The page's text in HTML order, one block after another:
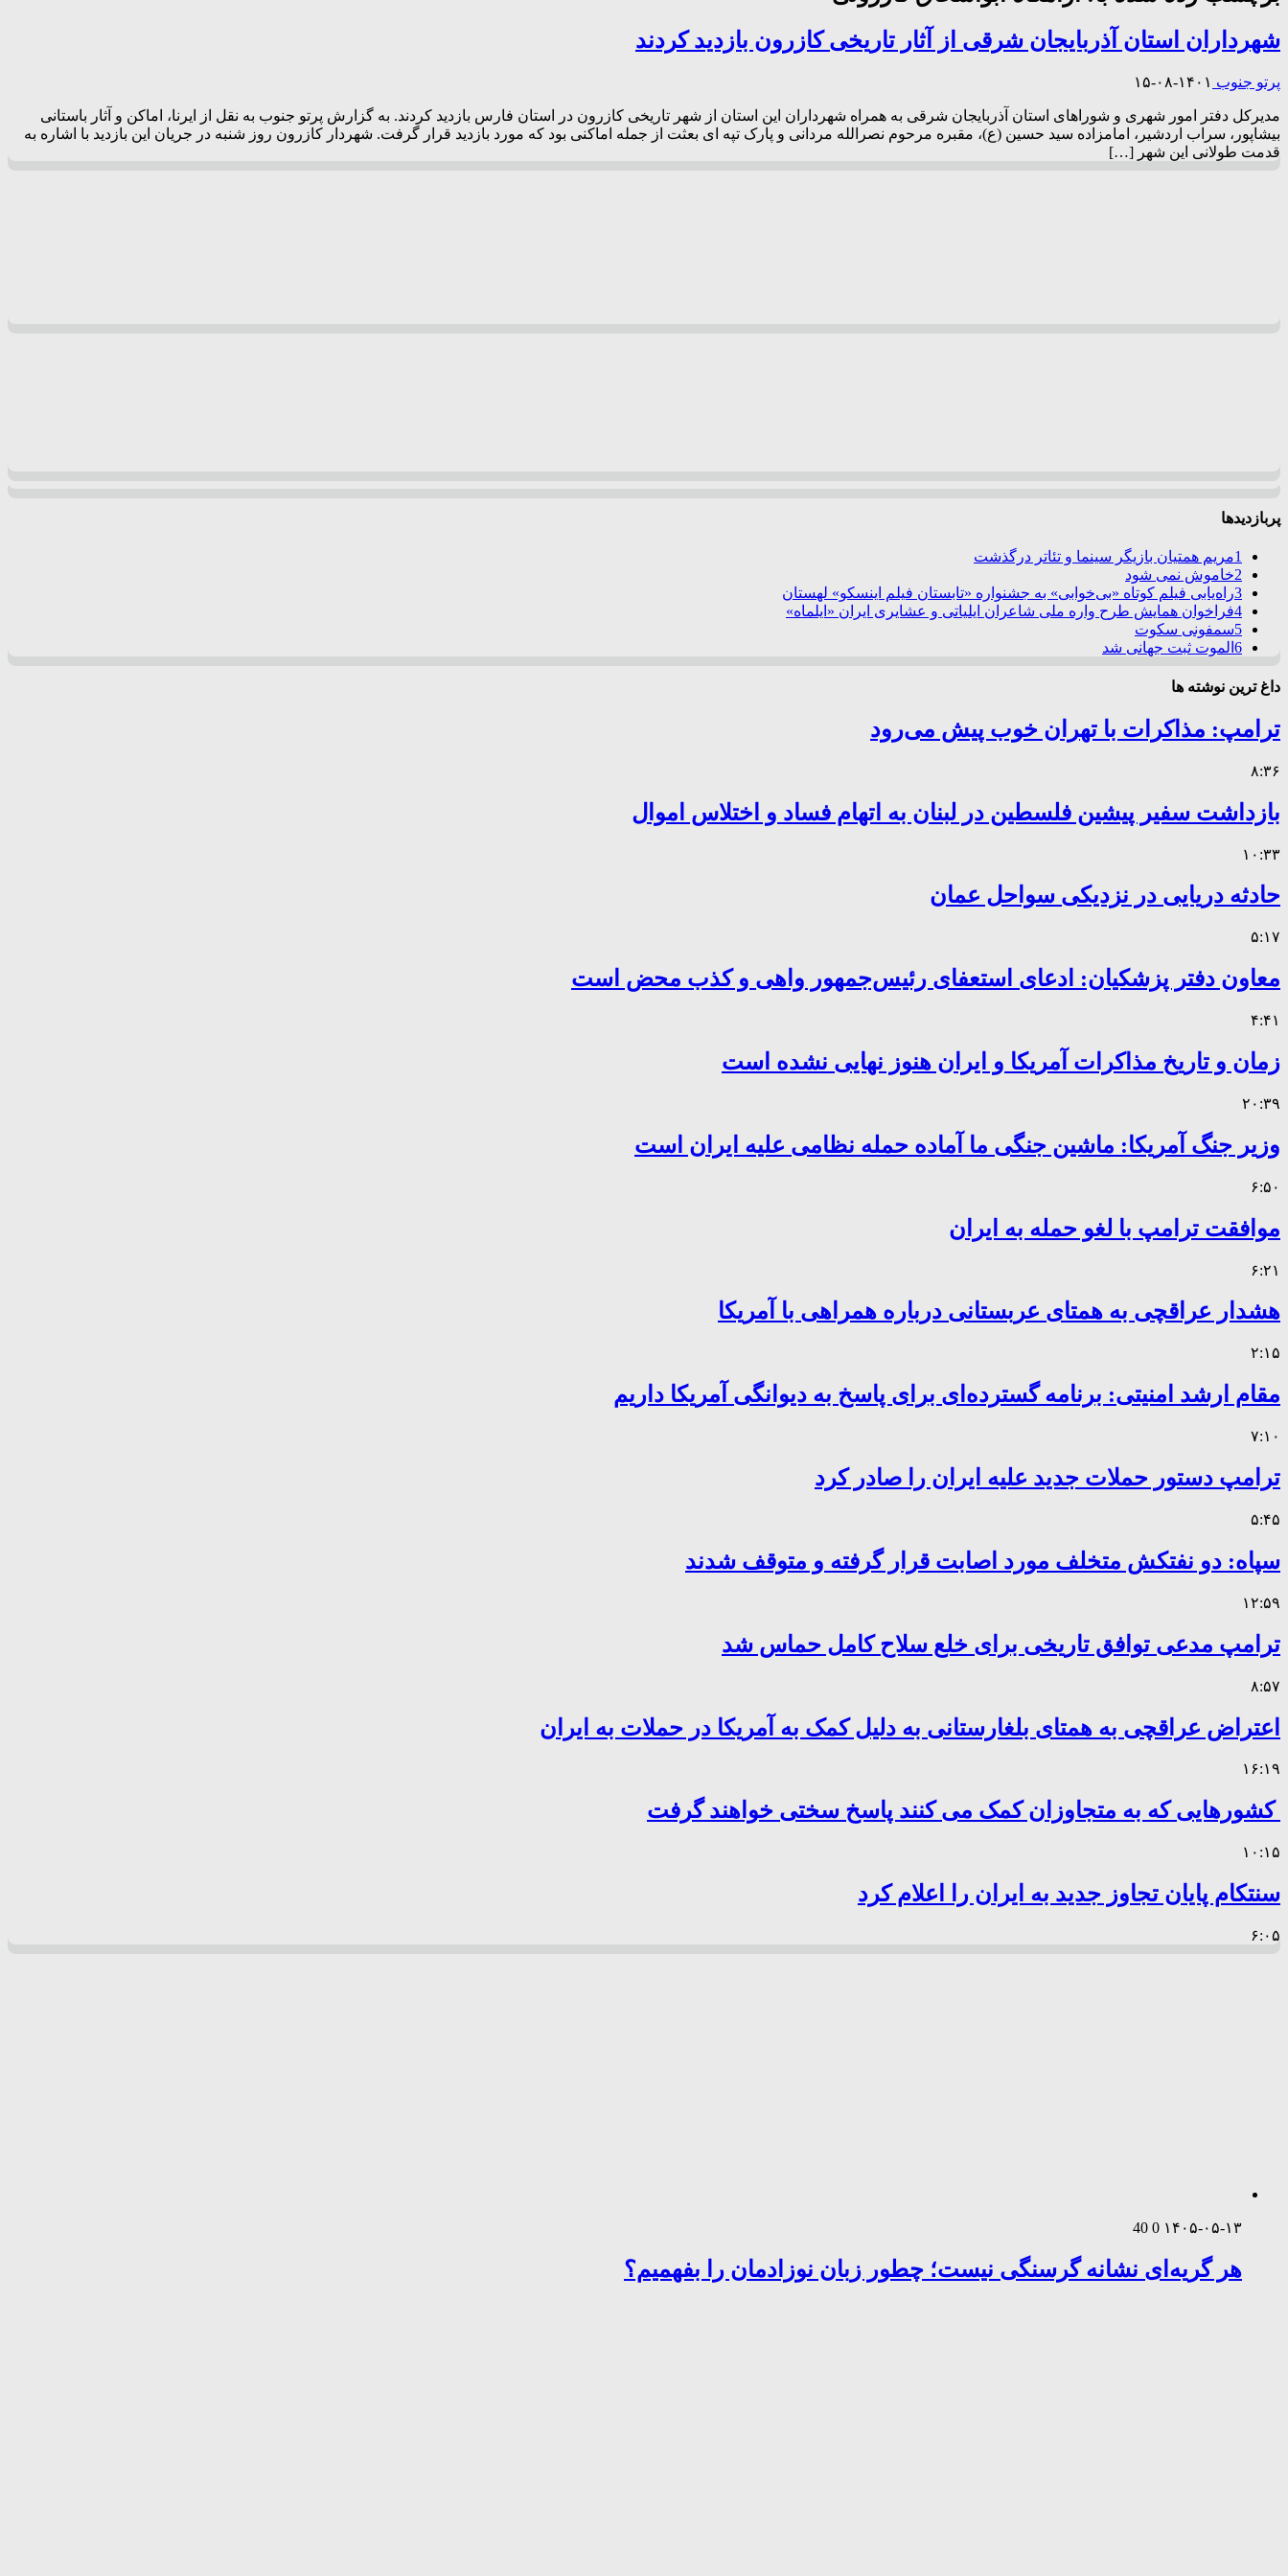
شهرداران استان آذربایجان شرقی از آثار تاریخی کازرون بازدید کردند
پرتو جنوب ۱۴۰۱-۰۸-۱۵
مدیرکل دفتر امور شهری و شوراهای استان آذربایجان شرقی به همراه شهرداران این استان از شهر تاریخی کازرون در استان فارس بازدید کردند. به گزارش پرتو جنوب به نقل از ایرنا، اماکن و آثار باستانی
بیشاپور، سراب اردشیر، امامزاده سید حسین (ع)، مقبره مرحوم نصرالله مردانی و پارک تپه ای بعثت از جمله اماکنی بود که مورد بازدید قرار گرفت. شهردار کازرون روز شنبه در جریان این بازدید با اشاره به
قدمت طولانی این شهر […]
پربازدیدها
1مریم همتیان بازیگر سینما و تئاتر درگذشت
2خاموش نمی شود
3راه‌یابی فیلم کوتاه «بی‌خوابی» به جشنواره «تابستان فیلم اینسکو» لهستان
4فراخوان همایش طرح واره ملی شاعران ایلیاتی و عشایری ایران «ایلماه»
5سمفونی سکوت
6 الموت ثبت جهانی شد
داغ ترین نوشته ها
ترامپ: مذاکرات با تهران خوب پیش می‌رود
۸:۳۶
بازداشت سفیر پیشین فلسطین در لبنان به اتهام فساد و اختلاس اموال
۱۰:۳۳
حادثه دریایی در نزدیکی سواحل عمان
۵:۱۷
معاون دفتر پزشکیان: ادعای استعفای رئیس‌جمهور واهی و کذب محض است
۴:۴۱
زمان و تاریخ مذاکرات آمریکا و ایران هنوز نهایی نشده است
۲۰:۳۹
وزیر جنگ آمریکا: ماشین جنگی ما آماده حمله نظامی علیه ایران است
۶:۵۰
موافقت ترامپ با لغو حمله به ایران
۶:۲۱
هشدار عراقچی به همتای عربستانی درباره همراهی با آمریکا
۲:۱۵
مقام ارشد امنیتی: برنامه گسترده‌ای برای پاسخ به دیوانگی آمریکا داریم
۷:۱۰
ترامپ دستور حملات جدید علیه ایران را صادر کرد
۵:۴۵
سپاه: دو نفتکش متخلف مورد اصابت قرار گرفته و متوقف شدند
۱۲:۵۹
ترامپ مدعی توافق تاریخی برای خلع سلاح کامل حماس شد
۸:۵۷
اعتراض عراقچی به همتای بلغارستانی به دلیل کمک به آمریکا در حملات به ایران
۱۶:۱۹
کشورهایی که به متجاوزان کمک می کنند پاسخ سختی خواهند گرفت
۱۰:۱۵
سنتکام پایان تجاوز جدید به ایران را اعلام کرد
۶:۰۵
۱۴۰۵-۰۵-۱۳ 0
40
هر گریه‌ای نشانه گرسنگی نیست؛ چطور زبان نوزادمان را بفهمیم؟